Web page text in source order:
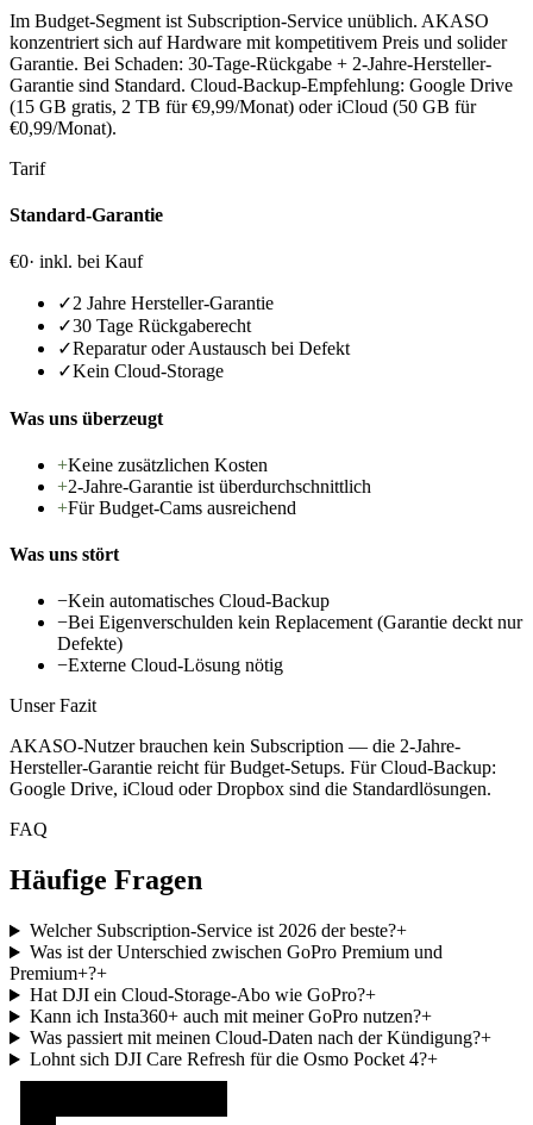
Im Budget-Segment ist Subscription-Service unüblich. AKASO
konzentriert sich auf Hardware mit kompetitivem Preis und solider
Garantie. Bei Schaden: 30-Tage-Rückgabe + 2-Jahre-Hersteller-
Garantie sind Standard. Cloud-Backup-Empfehlung: Google Drive
(15 GB gratis, 2 TB für €9,99/Monat) oder iCloud (50 GB für
€0,99/Monat).
Tarif
Standard-Garantie
€0· inkl. bei Kauf
✓2 Jahre Hersteller-Garantie
✓30 Tage Rückgaberecht
✓Reparatur oder Austausch bei Defekt
✓Kein Cloud-Storage
Was uns überzeugt
+Keine zusätzlichen Kosten
+2-Jahre-Garantie ist überdurchschnittlich
+Für Budget-Cams ausreichend
Was uns stört
−Kein automatisches Cloud-Backup
−Bei Eigenverschulden kein Replacement (Garantie deckt nur
Defekte)
−Externe Cloud-Lösung nötig
Unser Fazit
AKASO-Nutzer brauchen kein Subscription — die 2-Jahre-
Hersteller-Garantie reicht für Budget-Setups. Für Cloud-Backup:
Google Drive, iCloud oder Dropbox sind die Standardlösungen.
FAQ
Häufige Fragen
Welcher Subscription-Service ist 2026 der beste?+
Was ist der Unterschied zwischen GoPro Premium und
Premium+?+
Hat DJI ein Cloud-Storage-Abo wie GoPro?+
Kann ich Insta360+ auch mit meiner GoPro nutzen?+
Was passiert mit meinen Cloud-Daten nach der Kündigung?+
Lohnt sich DJI Care Refresh für die Osmo Pocket 4?+